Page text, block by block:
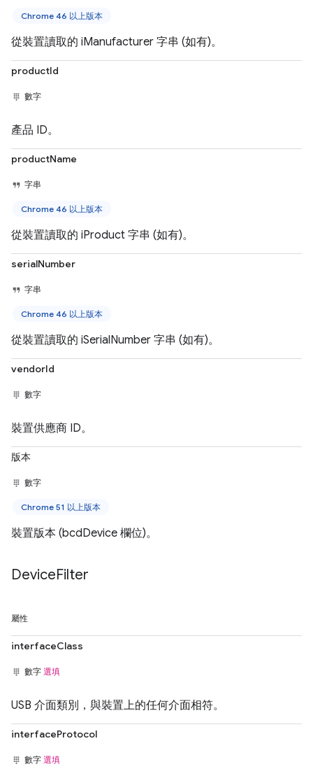
Chrome 46 以上版本
從裝置讀取的 iManufacturer 字串 (如有)。
productId
數字
產品 ID。
productName
字串
Chrome 46 以上版本
從裝置讀取的 iProduct 字串 (如有)。
serialNumber
字串
Chrome 46 以上版本
從裝置讀取的 iSerialNumber 字串 (如有)。
vendorId
數字
裝置供應商 ID。
版本
數字
Chrome 51 以上版本
裝置版本 (bcdDevice 欄位)。
DeviceFilter
屬性
interfaceClass
數字 選填
USB 介面類別，與裝置上的任何介面相符。
interfaceProtocol
數字 選填